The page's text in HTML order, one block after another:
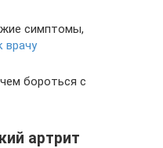
симптомы,
врачу
бороться с
артрит